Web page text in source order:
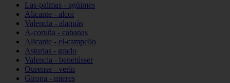
Las-palmas - agüimes
Alicante - alcoi
Valencia - alaquàs
A-coruña - cabanas
Alicante - el-campello
Asturias - grado
Valencia - benetússer
Ourense - verín
Girona - mieres